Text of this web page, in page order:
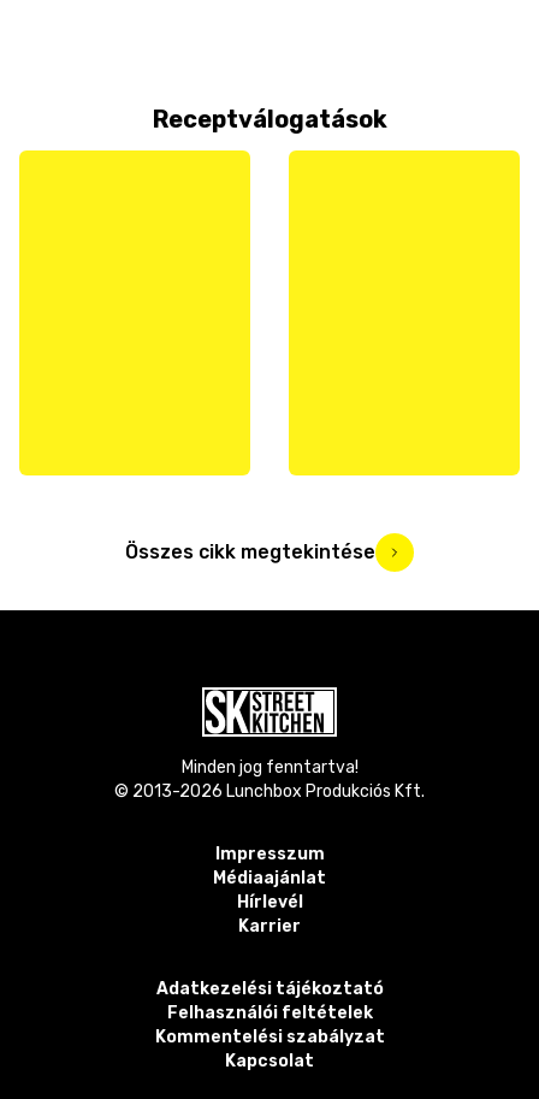
Receptválogatások
Összes cikk megtekintése
Minden jog fenntartva!
© 2013-2026 Lunchbox Produkciós Kft.
Impresszum
Médiaajánlat
Hírlevél
Karrier
Adatkezelési tájékoztató
Felhasználói feltételek
Kommentelési szabályzat
Kapcsolat